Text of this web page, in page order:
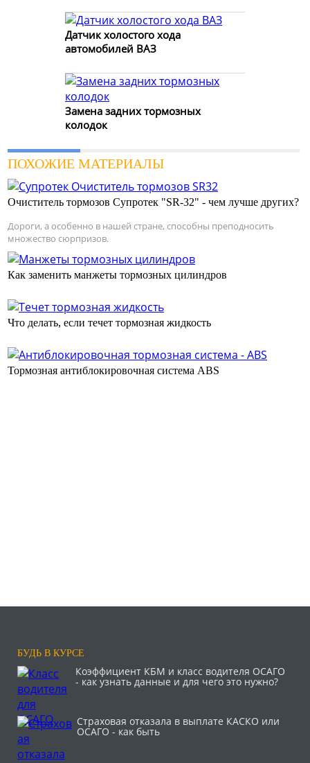
Датчик холостого хода
автомобилей ВАЗ
Замена задних тормозных
колодок
ПОХОЖИЕ МАТЕРИАЛЫ
Очиститель тормозов Супротек "SR-32" - чем лучше других?
Дороги, а особенно в нашей стране, способны преподносить
множество сюрпризов.
Как заменить манжеты тормозных цилиндров
Что делать, если течет тормозная жидкость
Тормозная антиблокировочная система ABS
БУДЬ В КУРСЕ
Коэффициент КБМ и класс водителя ОСАГО
- как узнать данные и для чего это нужно?
Страховая отказала в выплате КАСКО или
ОСАГО - как быть